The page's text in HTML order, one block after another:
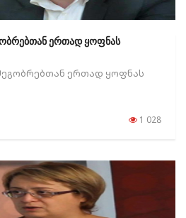
ერთად ყოფნას
ერთად ყოფნას
1 028